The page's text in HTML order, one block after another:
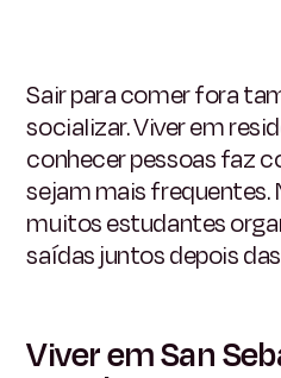
Sair para comer fora
socializar. Viver em
conhecer pessoas faz
sejam mais frequentes.
muitos estudantes
saídas juntos depois
Viver em San